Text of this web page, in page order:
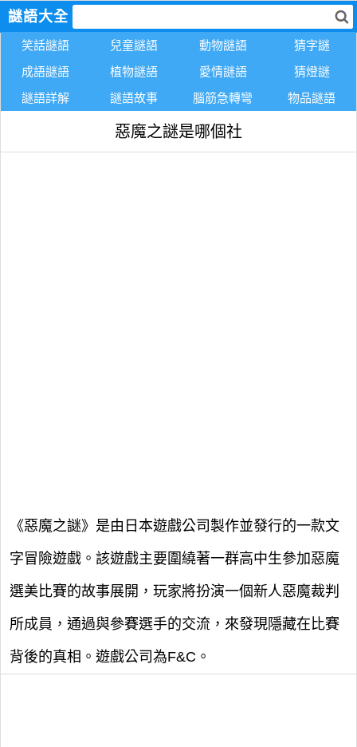
謎語大全
笑話謎語 兒童謎語 動物謎語
猜字謎
成語謎語
植物謎語 愛情謎語
猜燈謎
謎語詳解
謎語故事 腦筋急轉彎 物品謎語
惡魔之謎是哪個社
《惡魔之謎》是由日本遊戲公司製作並發行的一款文
字冒險遊戲。該遊戲主要圍繞著一群高中生參加惡魔
選美比賽的故事展開，玩家將扮演一個新人惡魔裁判
所成員，通過與參賽選手的交流，來發現隱藏在比賽
背後的真相。遊戲公司為F&C。